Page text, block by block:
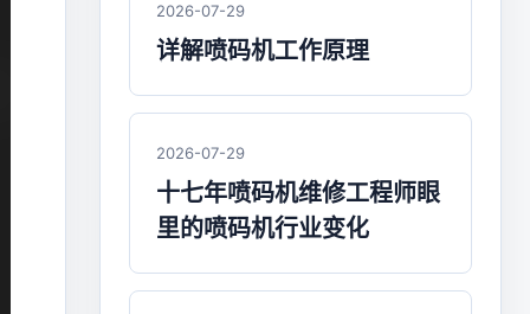
2026-07-29
详解喷码机工作原理
2026-07-29
十七年喷码机维修工程师眼
里的喷码机行业变化